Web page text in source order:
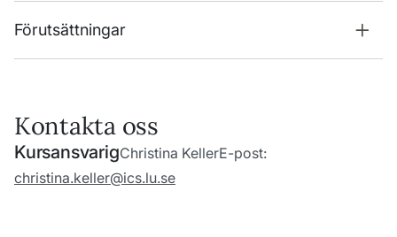
Förutsättningar
Kontakta oss
KursansvarigChristina KellerE-post:
christina.keller@ics.lu.se